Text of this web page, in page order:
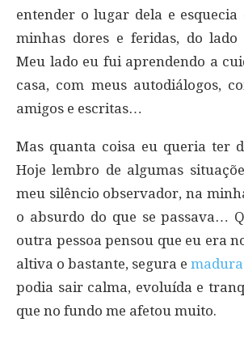
entender o lugar dela e
minhas dores e feridas, do
Meu lado eu fui aprendendo a
casa, com meus autodiálogos,
amigos e escritas…
Mas quanta coisa eu queria ter
Hoje lembro de algumas
meu silêncio observador, na
o absurdo do que se passava…
outra pessoa pensou que eu era
altiva o bastante, segura e madura
podia sair calma, evoluída e
que no fundo me afetou muito.